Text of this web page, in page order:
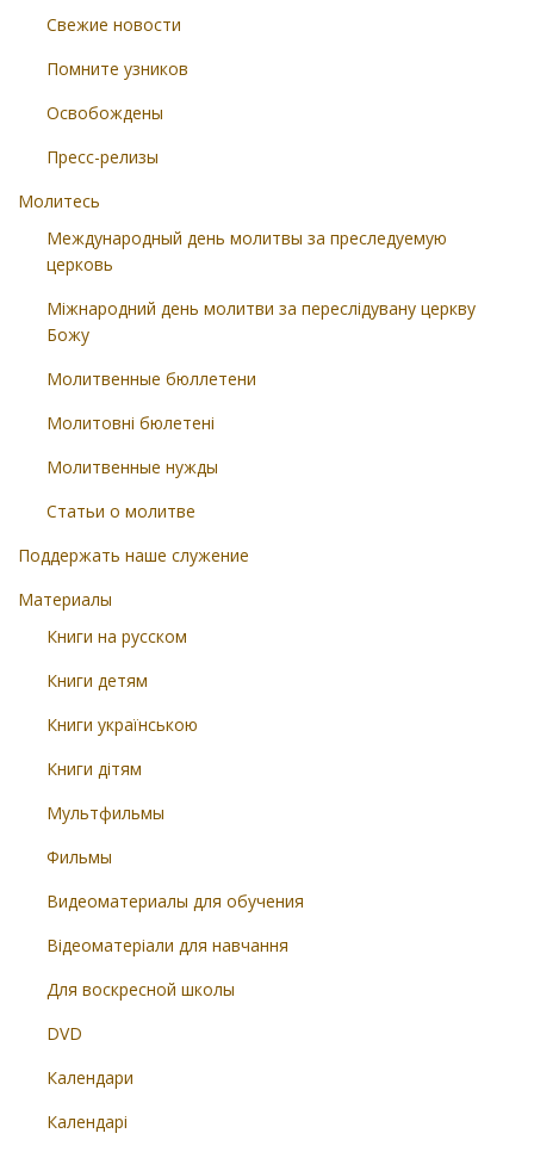
Свежие новости
Помните узников
Освобождены
Пресс-релизы
Молитесь
Международный день молитвы за преследуемую
церковь
Міжнародний день молитви за переслідувану церкву
Божу
Молитвенные бюллетени
Молитовні бюлетені
Молитвенные нужды
Статьи о молитве
Поддержать наше служение
Материалы
Книги на русском
Книги детям
Книги українською
Книги дітям
Мультфильмы
Фильмы
Видеоматериалы для обучения
Відеоматеріали для навчання
Для воскресной школы
DVD
Календари
Календарі